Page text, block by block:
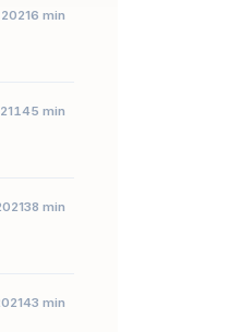
6 min
145 min
38 min
43 min